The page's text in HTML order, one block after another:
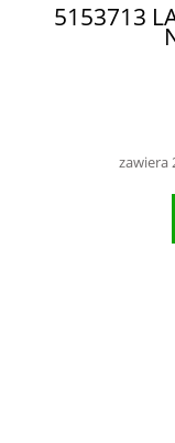
5153713
zawiera